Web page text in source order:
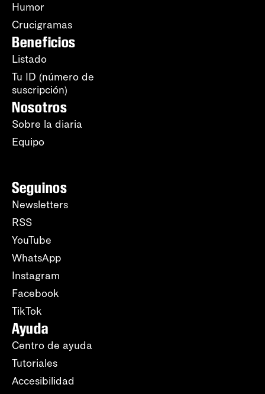
Humor
Crucigramas
Beneficios
Listado
Tu ID (número de
suscripción)
Nosotros
Sobre la diaria
Equipo
Seguinos
Newsletters
RSS
YouTube
WhatsApp
Instagram
Facebook
TikTok
Ayuda
Centro de ayuda
Tutoriales
Accesibilidad